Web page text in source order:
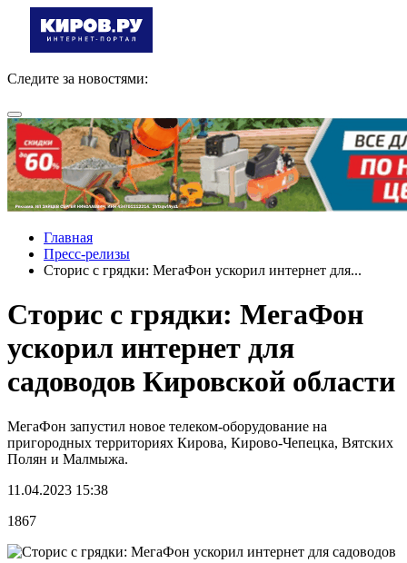
Следите за новостями:
Главная
Пресс-релизы
Сторис с грядки: МегаФон ускорил интернет для...
Сторис с грядки: МегаФон
ускорил интернет для
садоводов Кировской области
МегаФон запустил новое телеком-оборудование на
пригородных территориях Кирова, Кирово-Чепецка, Вятских
Полян и Малмыжа.
11.04.2023 15:38
1867